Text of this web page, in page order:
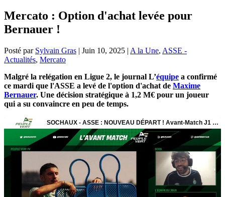
Mercato : Option d'achat levée pour
Bernauer !
Posté par Sylvain Gras | Juin 10, 2025 | A la Une, ASSE -
Actualités, Mercato
Malgré la relégation en Ligue 2, le journal L’équipe a confirmé
ce mardi que l'ASSE a levé de l'option d'achat de Maxime
Bernauer. Une décision stratégique à 1,2 M€ pour un joueur
qui a su convaincre en peu de temps.